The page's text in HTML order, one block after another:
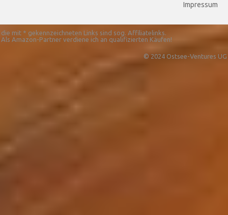
Impressum
die mit * gekennzeichneten Links sind sog. Affiliatelinks.
Als Amazon-Partner verdiene ich an qualifizierten Käufen!
© 2024 Ostsee-Ventures UG